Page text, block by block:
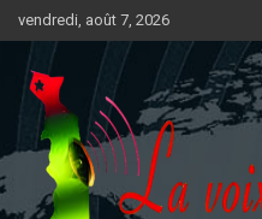
au
contenu
vendredi, août 7, 2026